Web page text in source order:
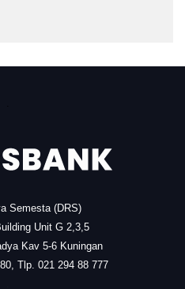
Semesta (DRS)
Unit G 2,3,5
Kav 5-6 Kuningan
Tlp. 021 294 88 777